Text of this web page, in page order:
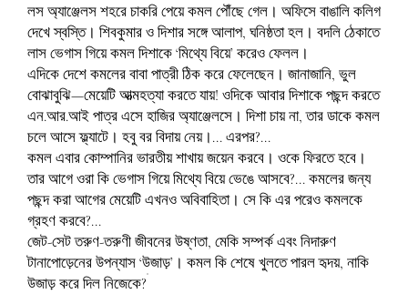
লস অ্যাঞ্জেলস শহরে চাকরি পেয়ে কমল পৌঁছে গেল। অফিসে বাঙালি কলিগ
দেখে স্বস্তি। শিবকুমার ও দিশার সঙ্গে আলাপ, ঘনিষ্ঠতা হল। বদলি ঠেকাতে
লাস ভেগাস গিয়ে কমল দিশাকে ‘মিথ্যে বিয়ে’ করেও ফেলল।
এদিকে দেশে কমলের বাবা পাত্রী ঠিক করে ফেলেছেন। জানাজানি, ভুল
বোঝাবুঝি—মেয়েটি আত্মহত্যা করতে যায়! ওদিকে আবার দিশাকে পছন্দ করতে
এন.আর.আই পাত্র এসে হাজির অ্যাঞ্জেলসে। দিশা চায় না, তার ডাকে কমল
চলে আসে ফ্ল্যাটে। হবু বর বিদায় নেয়।... এরপর?...
কমল এবার কোম্পানির ভারতীয় শাখায় জয়েন করবে। ওকে ফিরতে হবে।
তার আগে ওরা কি ভেগাস গিয়ে মিথ্যে বিয়ে ভেঙে আসবে?... কমলের জন্য
পছন্দ করা আগের মেয়েটি এখনও অবিবাহিতা। সে কি এর পরেও কমলকে
গ্রহণ করবে?...
জেট-সেট তরুণ-তরুণী জীবনের উষ্ণতা, মেকি সম্পর্ক এবং নিদারুণ
টানাপোড়েনের উপন্যাস ‘উজাড়’। কমল কি শেষে খুলতে পারল হৃদয়, নাকি
উজাড় করে দিল নিজেকে?